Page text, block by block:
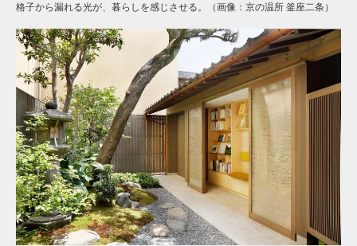
格子から漏れる光が、暮らしを感じさせる。（画像：京の温所 釜座二条）